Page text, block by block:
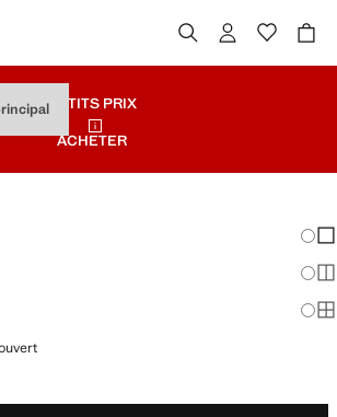
PETITS PRIX
ACHETER
DOS OUVERT
]